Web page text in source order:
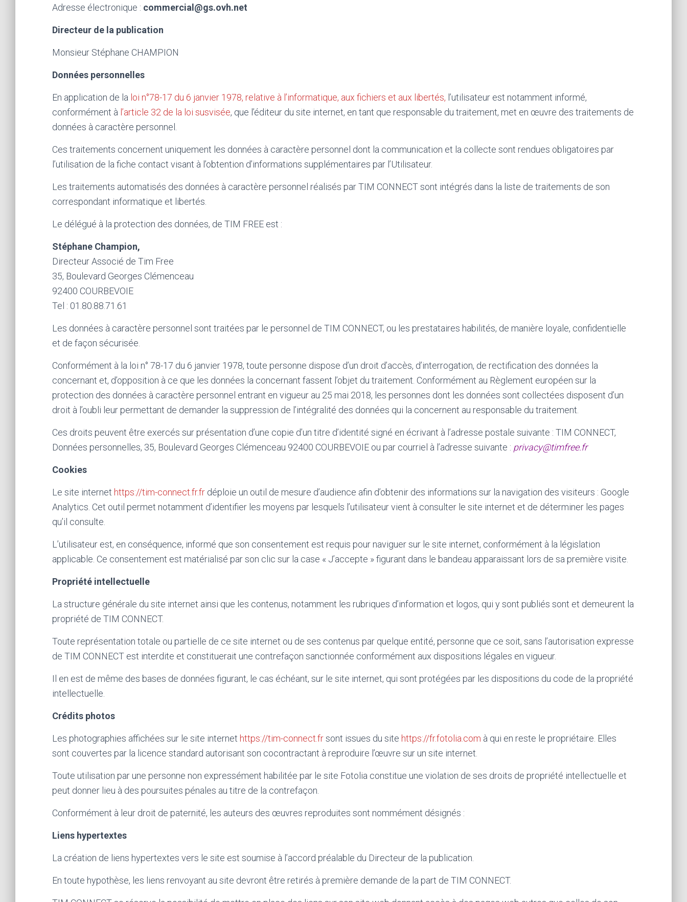
Adresse électronique : commercial@gs.ovh.net
Directeur de la publication
Monsieur Stéphane CHAMPION
Données personnelles
En application de la loi n°78-17 du 6 janvier 1978, relative à l’informatique, aux fichiers et aux libertés, l’utilisateur est notamment informé,
conformément à l’article 32 de la loi susvisée, que l’éditeur du site internet, en tant que responsable du traitement, met en œuvre des traitements de
données à caractère personnel.
Ces traitements concernent uniquement les données à caractère personnel dont la communication et la collecte sont rendues obligatoires par
l’utilisation de la fiche contact visant à l’obtention d’informations supplémentaires par l’Utilisateur.
Les traitements automatisés des données à caractère personnel réalisés par TIM CONNECT sont intégrés dans la liste de traitements de son
correspondant informatique et libertés.
Le délégué à la protection des données, de TIM FREE est :
Stéphane Champion,
Directeur Associé de Tim Free
35, Boulevard Georges Clémenceau
92400 COURBEVOIE
Tel : 01.80.88.71.61
Les données à caractère personnel sont traitées par le personnel de TIM CONNECT, ou les prestataires habilités, de manière loyale, confidentielle
et de façon sécurisée.
Conformément à la loi n° 78-17 du 6 janvier 1978, toute personne dispose d’un droit d’accès, d’interrogation, de rectification des données la
concernant et, d’opposition à ce que les données la concernant fassent l’objet du traitement. Conformément au Règlement européen sur la
protection des données à caractère personnel entrant en vigueur au 25 mai 2018, les personnes dont les données sont collectées disposent d’un
droit à l’oubli leur permettant de demander la suppression de l’intégralité des données qui la concernent au responsable du traitement.
Ces droits peuvent être exercés sur présentation d’une copie d’un titre d’identité signé en écrivant à l’adresse postale suivante : TIM CONNECT,
Données personnelles, 35, Boulevard Georges Clémenceau 92400 COURBEVOIE ou par courriel à l’adresse suivante : privacy@timfree.fr
Cookies
Le site internet https://tim-connect.fr.fr déploie un outil de mesure d’audience afin d’obtenir des informations sur la navigation des visiteurs : Google
Analytics. Cet outil permet notamment d’identifier les moyens par lesquels l’utilisateur vient à consulter le site internet et de déterminer les pages
qu’il consulte.
L’utilisateur est, en conséquence, informé que son consentement est requis pour naviguer sur le site internet, conformément à la législation
applicable. Ce consentement est matérialisé par son clic sur la case « J’accepte » figurant dans le bandeau apparaissant lors de sa première visite.
Propriété intellectuelle
La structure générale du site internet ainsi que les contenus, notamment les rubriques d’information et logos, qui y sont publiés sont et demeurent la
propriété de TIM CONNECT.
Toute représentation totale ou partielle de ce site internet ou de ses contenus par quelque entité, personne que ce soit, sans l’autorisation expresse
de TIM CONNECT est interdite et constituerait une contrefaçon sanctionnée conformément aux dispositions légales en vigueur.
Il en est de même des bases de données figurant, le cas échéant, sur le site internet, qui sont protégées par les dispositions du code de la propriété
intellectuelle.
Crédits photos
Les photographies affichées sur le site internet https://tim-connect.frsont issues du site https://fr.fotolia.com à qui en reste le propriétaire. Elles
sont couvertes par la licence standard autorisant son cocontractant à reproduire l’œuvre sur un site internet.
Toute utilisation par une personne non expressément habilitée par le site Fotolia constitue une violation de ses droits de propriété intellectuelle et
peut donner lieu à des poursuites pénales au titre de la contrefaçon.
Conformément à leur droit de paternité, les auteurs des œuvres reproduites sont nommément désignés :
Liens hypertextes
La création de liens hypertextes vers le site est soumise à l’accord préalable du Directeur de la publication.
En toute hypothèse, les liens renvoyant au site devront être retirés à première demande de la part de TIM CONNECT.